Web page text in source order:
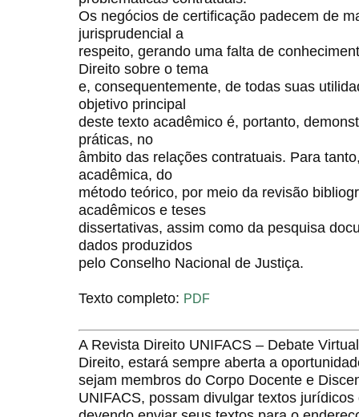
Os negócios de certificação padecem de
jurisprudencial a
respeito, gerando uma falta de
Direito sobre o tema
e, consequentemente, de todas suas
objetivo principal
deste texto acadêmico é, portanto,
práticas, no
âmbito das relações contratuais. Para
acadêmica, do
método teórico, por meio da revisão
acadêmicos e teses
dissertativas, assim como da pesquisa
dados produzidos
pelo Conselho Nacional de Justiça.
Texto completo: PDF
A Revista Direito UNIFACS – Debate
Direito, estará sempre aberta a
sejam membros do Corpo Docente e
UNIFACS, possam divulgar textos